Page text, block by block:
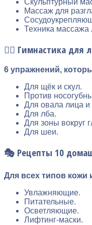
Скульптурный
Массаж для
Техника массажа
🧘‍♀️ Гимнастика для
6 упражнений,
Для щёк и скул.
Против
Для овала лица и
Для лба.
Для зоны вокруг
Для шеи.
🎭 Рецепты 10
Для всех типов кожи
Увлажняющие.
Питательные.
Осветляющие.
Лифтинг-маски.